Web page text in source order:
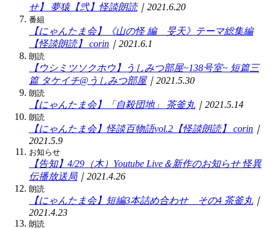
せ】
夢猿【弐】怪談朗読｜2021.6.20
番組
【にゃんたま会】《山の怪 編 旻天》テーマ総集編
【怪談朗読】
corin ｜2021.6.1
朗読
【ウシミツソクホウ】うしみつ部屋~138号室~ 短篇三
篇 タケイチ@うしみつ部屋｜2021.5.30
朗読
【にゃんたま会】「自殺団地」 茶釜丸 ｜2021.5.14
朗読
【にゃんたま会】怪談百物語vol.2【怪談朗読】 corin ｜
2021.5.9
お知らせ
【告知】4/29（木）Youtube Live＆新作のお知らせ 怪異
伝播放送局｜2021.4.26
朗読
【にゃんたま会】短編3本詰め合わせ その4 茶釜丸 ｜
2021.4.23
朗読